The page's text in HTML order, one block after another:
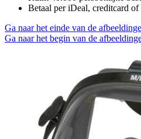
Betaal per iDeal, creditcard
Ga naar het einde van de
Ga naar het begin van de